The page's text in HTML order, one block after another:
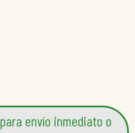
para envío inmediato o